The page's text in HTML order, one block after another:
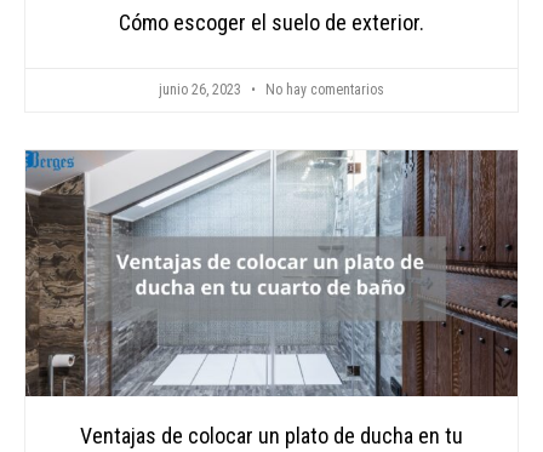
Cómo escoger el suelo de exterior.
junio 26, 2023 No hay comentarios
Ventajas de colocar un plato de ducha en tu